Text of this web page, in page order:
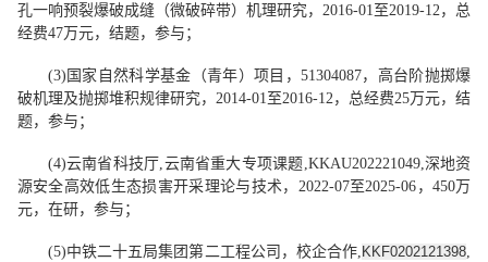
孔一响预裂爆破成缝（微破碎带）机理研究， 2016-01 至2019-12 ，总
经费47万元， 结题 ，参与 ；
(3) 国家自然科学基金（青年）项目， 51304087，高台阶抛掷爆
破机理及抛掷堆积规律研究， 2014-01 至2016-12 ，总经费25万元，结
题，参与 ；
(4)云南省科技厅 云南省重大专项课题 ,KKAU202221049, 深地资
源安全高效低生态损害开采理论与技术 ， 2022-07至2025-06 ，450万
元， 在研， 参与 ；
(5)中铁二十五局集团第二工程公司 ， 校企合作 KKF0202121398